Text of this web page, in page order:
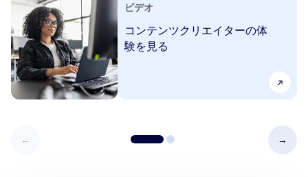
ビデオ
コンテンツクリエイターの体
験を見る